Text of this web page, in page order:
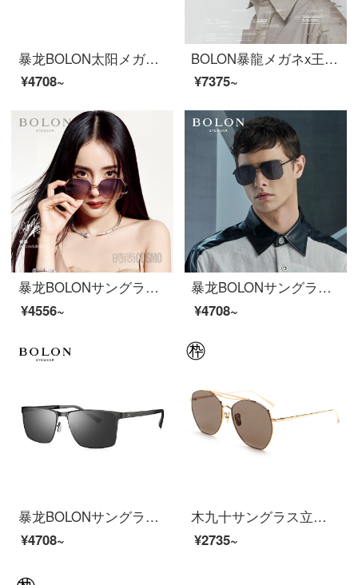
暴龙BOLON太阳メガネファッション男款ガマ镜ハイビジョン偏光サングラスBL 8011 D 61
¥4708~
BOLON暴龍メガネx王俊凱連名サングラスサングラスサングラスサングラスサングラスサングラスサングラス【ギフトボックス】BL 3038 E 11-透灰変色
¥7375~
暴龙BOLONサングラス王俊凱&楊冪同款サングラス
¥4556~
暴龙BOLONサングラスパイロット枠サングラス男性モデル偏光メガネBL 8072 C 10
¥4708~
暴龙BOLONサングラスアルミニウムマグネシウムサングラス四角偏光運転メガネ男性BL 8069D 11
¥4708~
木九十サングラス立体ポリゴンサングラス男女カップルモデルSM 18400130 C 02 61 mm
¥2735~